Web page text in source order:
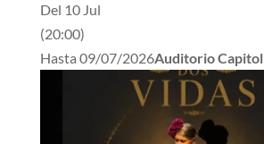
Del 10 Jul
(20:00)
Hasta 09/07/2026Auditorio Capitol